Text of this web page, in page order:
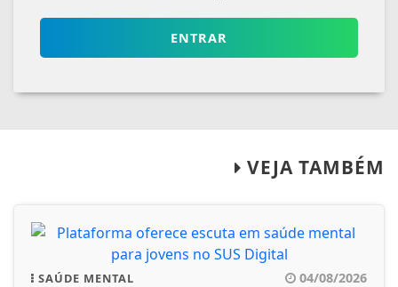
ENTRAR
VEJA TAMBÉM
SAÚDE MENTAL 04/08/2026